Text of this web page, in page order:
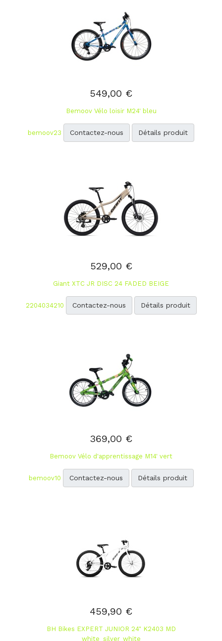
549,00 €
Bemoov Vélo loisir M24' bleu
bemoov23 Contactez-nous Détails produit
529,00 €
Giant XTC JR DISC 24 FADED BEIGE
2204034210 Contactez-nous Détails produit
369,00 €
Bemoov Vélo d'apprentissage M14' vert
bemoov10 Contactez-nous Détails produit
459,90 €
BH Bikes EXPERT JUNIOR 24" K2403 MD
white_silver_white